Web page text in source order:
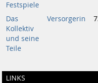
Festspiele
Das
Kollektiv
und seine
Teile
Versorgerin
LINKS